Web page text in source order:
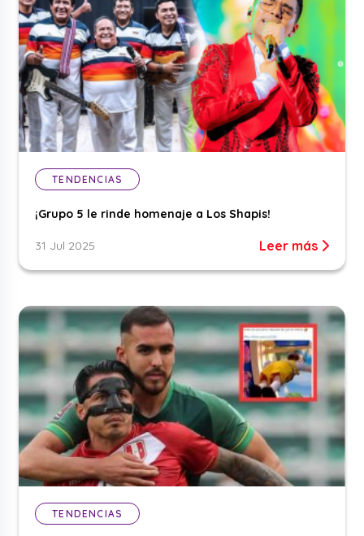
TENDENCIAS
¡Grupo 5 le rinde homenaje a Los Shapis!
31 Jul 2025 Leer más
TENDENCIAS